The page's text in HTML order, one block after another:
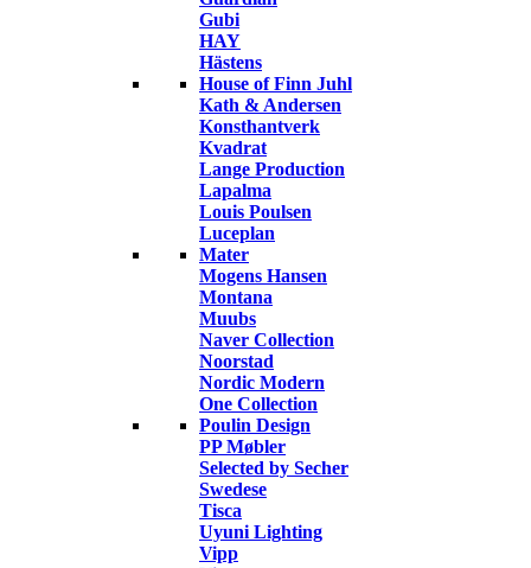
Gubi
HAY
Hästens
House of Finn Juhl
Kath & Andersen
Konsthantverk
Kvadrat
Lange Production
Lapalma
Louis Poulsen
Luceplan
Mater
Mogens Hansen
Montana
Muubs
Naver Collection
Noorstad
Nordic Modern
One Collection
Poulin Design
PP Møbler
Selected by Secher
Swedese
Tisca
Uyuni Lighting
Vipp